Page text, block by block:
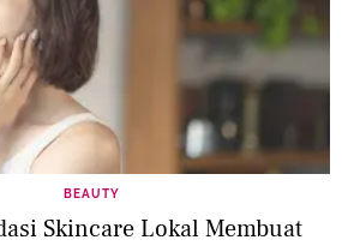
BEAUTY
Skincare Lokal Membuat